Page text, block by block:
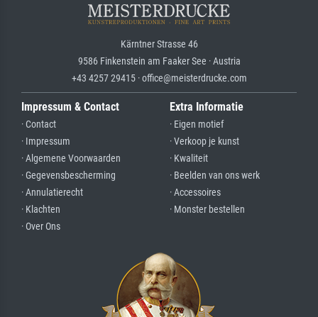
Kärntner Strasse 46
9586 Finkenstein am Faaker See · Austria
+43 4257 29415 · office@meisterdrucke.com
Impressum & Contact
· Contact
· Impressum
· Algemene Voorwaarden
· Gegevensbescherming
· Annulatierecht
· Klachten
· Over Ons
Extra Informatie
· Eigen motief
· Verkoop je kunst
· Kwaliteit
· Beelden van ons werk
· Accessoires
· Monster bestellen